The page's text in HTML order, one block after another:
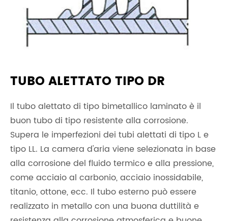
TUBO ALETTATO TIPO DR
Il tubo alettato di tipo bimetallico laminato è il
buon tubo di tipo resistente alla corrosione.
Supera le imperfezioni dei tubi alettati di tipo L e
tipo LL. La camera d'aria viene selezionata in base
alla corrosione del fluido termico e alla pressione,
come acciaio al carbonio, acciaio inossidabile,
titanio, ottone, ecc. Il tubo esterno può essere
realizzato in metallo con una buona duttilità e